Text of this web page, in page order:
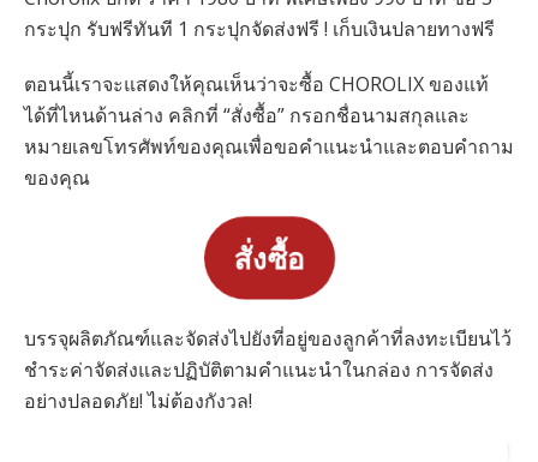
กระปุก รับฟรีทันที 1 กระปุกจัดส่งฟรี ! เก็บเงินปลายทางฟรี
ตอนนี้เราจะแสดงให้คุณเห็นว่าจะซื้อ CHOROLIX ของแท้
ได้ที่ไหนด้านล่าง คลิกที่ “สั่งซื้อ” กรอกชื่อนามสกุลและ
หมายเลขโทรศัพท์ของคุณเพื่อขอคำแนะนำและตอบคำถาม
ของคุณ
สั่งซื้อ
บรรจุผลิตภัณฑ์และจัดส่งไปยังที่อยู่ของลูกค้าที่ลงทะเบียนไว้
ชำระค่าจัดส่งและปฏิบัติตามคำแนะนำในกล่อง การจัดส่ง
อย่างปลอดภัย! ไม่ต้องกังวล!